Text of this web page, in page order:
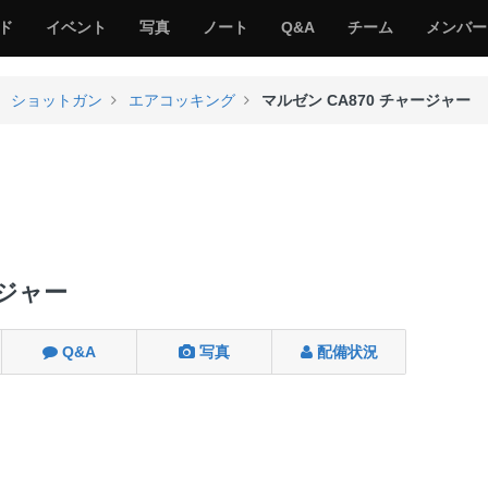
サ
イベント
み
の
写真
み
の
ノート
サ
ー
Q&A
サ
ー
チーム
サ
ー
る
メンバー
ショットガン エアコッキング マルゼン CA870 チャージャー
ャー
Q&A 写真 配備状況